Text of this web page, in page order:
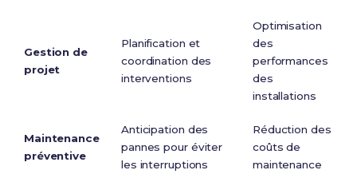
Gestion de
projet
Planification et
coordination des
interventions
Optimisation
des
performances
des
installations
Maintenance
préventive
Anticipation des
pannes pour éviter
les interruptions
Réduction des
coûts de
maintenance